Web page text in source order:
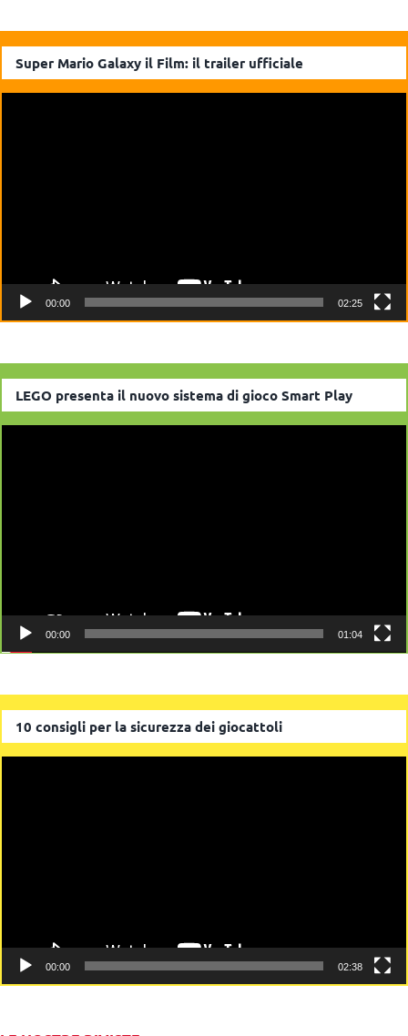
Super Mario Galaxy il Film: il trailer ufficiale
00:00 02:25
LEGO presenta il nuovo sistema di gioco Smart Play
00:00 01:04
10 consigli per la sicurezza dei giocattoli
00:00 02:38